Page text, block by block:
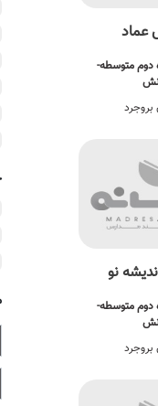
عماد
متوسطه-
بروجرد
نو
متوسطه-
بروجرد